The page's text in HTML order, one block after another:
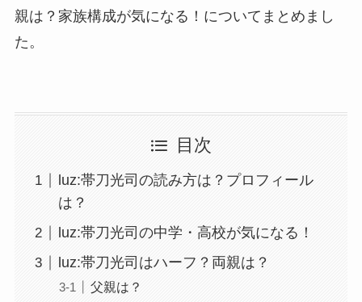
親は？家族構成が気になる！についてまとめまし
た。
目次
luz:帯刀光司の読み方は？プロフィール
は？
luz:帯刀光司の中学・高校が気になる！
luz:帯刀光司はハーフ？両親は？
父親は？